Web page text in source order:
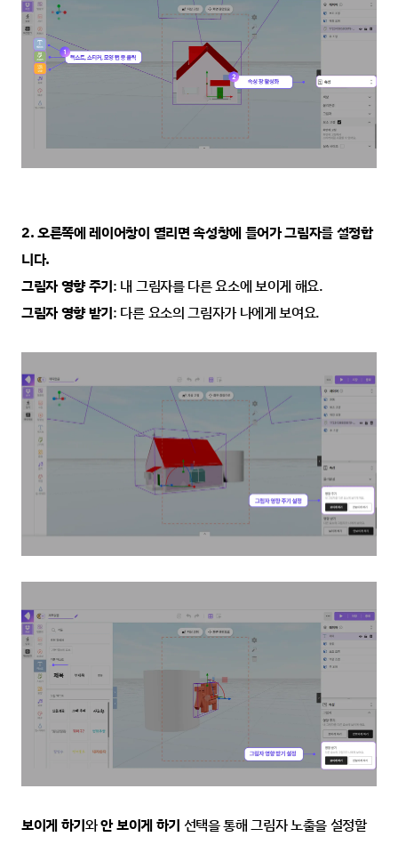
2. 오른쪽에 레이어창이 열리면 속성창에 들어가 그림자를 설정합
니다.
그림자 영향 주기: 내 그림자를 다른 요소에 보이게 해요.
그림자 영향 받기: 다른 요소의 그림자가 나에게 보여요.
보이게 하기와 안 보이게 하기 선택을 통해 그림자 노출을 설정할